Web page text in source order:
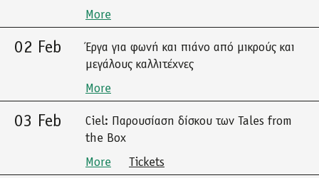
More
02 Feb
Έργα για φωνή και πιάνο από μικρούς και
μεγάλους καλλιτέχνες
More
03 Feb
Ciel: Παρουσίαση δίσκου των Tales from
the Box
More
Tickets